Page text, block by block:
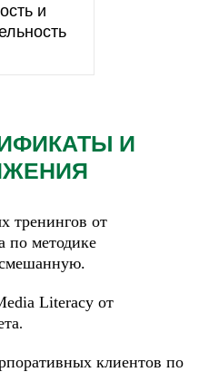
и
И
тренингов от
по методике
Literacy от
.
клиентов по